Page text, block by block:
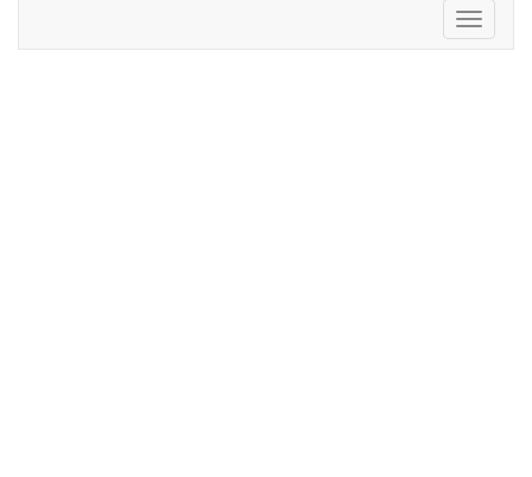
Toggle